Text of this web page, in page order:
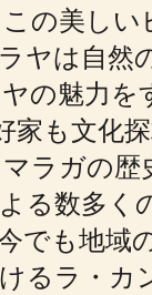
美しい
ヤは自然
の魅力を
も文化
ラガの歴
る数多く
でも地域
るラ・カ